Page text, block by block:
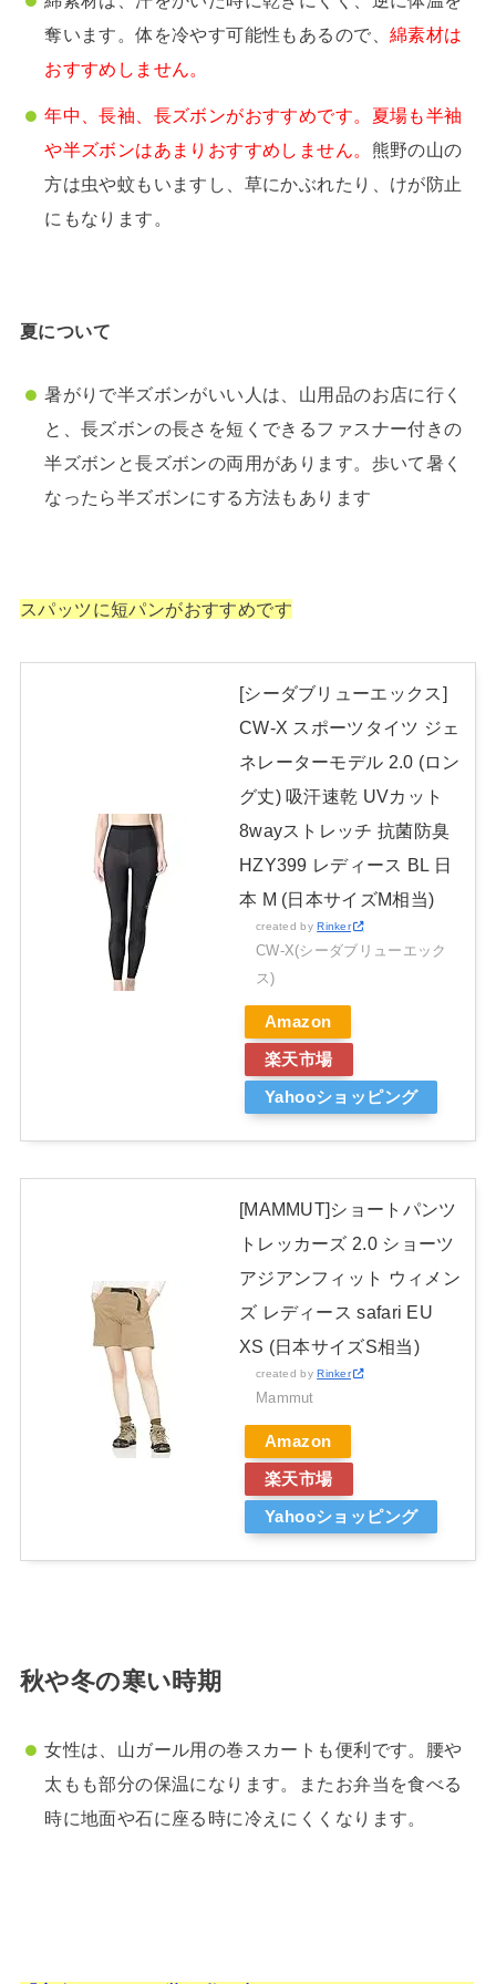
奪います。体を冷やす可能性もあるので、 綿素材は
おすすめしません。
年中、長袖、長ズボンがおすすめです。夏場も半袖
や半ズボンはあまりおすすめしません。 熊野の山の
方は虫や蚊もいますし、草にかぶれたり、けが防止
にもなります。
夏について
暑がりで半ズボンがいい人は、山用品のお店に行く
と、長ズボンの長さを短くできるファスナー付きの
半ズボンと長ズボンの両用があります。歩いて暑く
なったら半ズボンにする方法もあります
スパッツに短パンがおすすめです
[シーダブリューエックス]
CW-X スポーツタイツ ジェ
ネレーターモデル 2.0 (ロン
グ丈) 吸汗速乾 UVカット
8wayストレッチ 抗菌防臭
HZY399 レディース BL 日
本 M (日本サイズM相当)
created by Rinker
CW-X(シーダブリューエック
ス)
Amazon
楽天市場
Yahooショッピング
[MAMMUT]ショートパンツ
トレッカーズ 2.0 ショーツ
アジアンフィット ウィメン
ズ レディース safari EU
XS (日本サイズS相当)
created by Rinker
Mammut
Amazon
楽天市場
Yahooショッピング
秋や冬の寒い時期
女性は、山ガール用の巻スカートも便利です。腰や
太もも部分の保温になります。またお弁当を食べる
時に地面や石に座る時に冷えにくくなります。